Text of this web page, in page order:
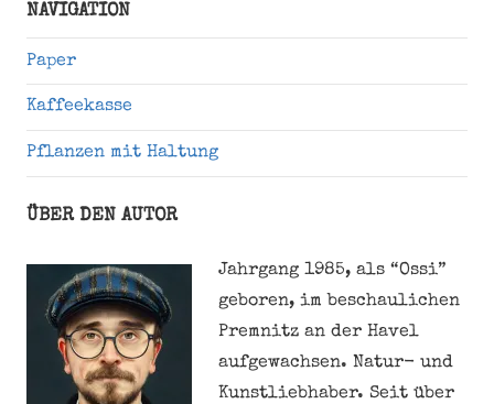
NAVIGATION
Paper
Kaffeekasse
Pflanzen mit Haltung
ÜBER DEN AUTOR
Jahrgang 1985, als “Ossi”
geboren, im beschaulichen
Premnitz an der Havel
aufgewachsen. Natur- und
Kunstliebhaber. Seit über